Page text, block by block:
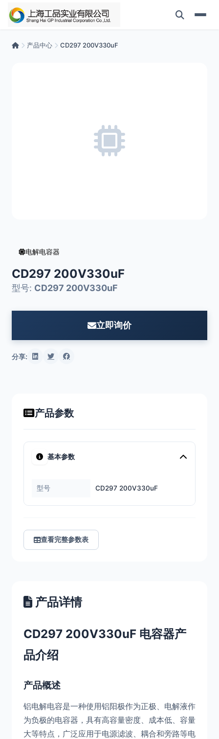
产品中心 CD297 200V330uF
电解电容器
CD297 200V330uF
型号: CD297 200V330uF
立即询价
分享:
产品参数
基本参数
型号 CD297 200V330uF
查看完整参数表
产品详情
CD297 200V330uF 电容器产
品介绍
产品概述
铝电解电容是一种使用铝阳极作为正极、电解液作
为负极的电容器，具有高容量密度、成本低、容量
大等特点，广泛应用于电源滤波、耦合和旁路等电